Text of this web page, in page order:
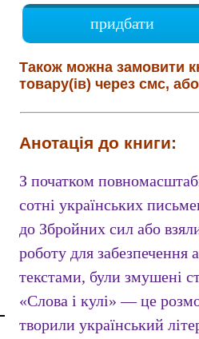
придбати
Також можна замовити
товару(ів) через смс,
Анотація до книги:
З початком
сотні українських
до Збройних сил або
роботу для забезпечення
текстами, були змушені
«Слова і кулі» — це
творили український